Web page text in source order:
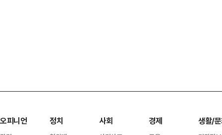
오피니언 정치 사회 경제 생활/